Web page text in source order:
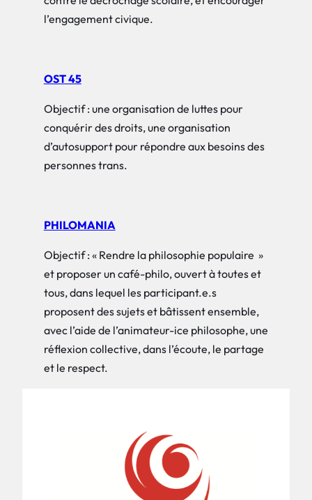
l’engagement civique.
OST 45
Objectif : une organisation de luttes pour
conquérir des droits, une organisation
d’autosupport pour répondre aux besoins des
personnes trans.
PHILOMANIA
Objectif : « Rendre la philosophie populaire »
et proposer un café-philo, ouvert à toutes et
tous, dans lequel les participant.e.s
proposent des sujets et bâtissent ensemble,
avec l’aide de l’animateur-ice philosophe, une
réflexion collective, dans l’écoute, le partage
et le respect.